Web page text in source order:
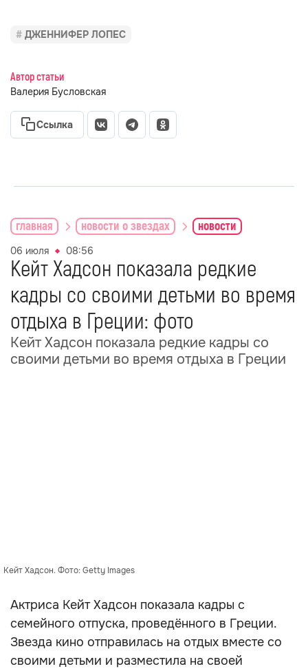
ДЖЕННИФЕР ЛОПЕС
Автор статьи
Валерия Бусловская
Ссылка
главная новости о звездах новости
06 июля 08:56
Кейт Хадсон показала редкие
кадры со своими детьми во время
отдыха в Греции: фото
Кейт Хадсон показала редкие кадры со
своими детьми во время отдыха в Греции
Кейт Хадсон. Фото: Getty Images
Актриса Кейт Хадсон показала кадры с
семейного отпуска, проведённого в Греции.
Звезда кино отправилась на отдых вместе со
своими детьми и разместила на своей